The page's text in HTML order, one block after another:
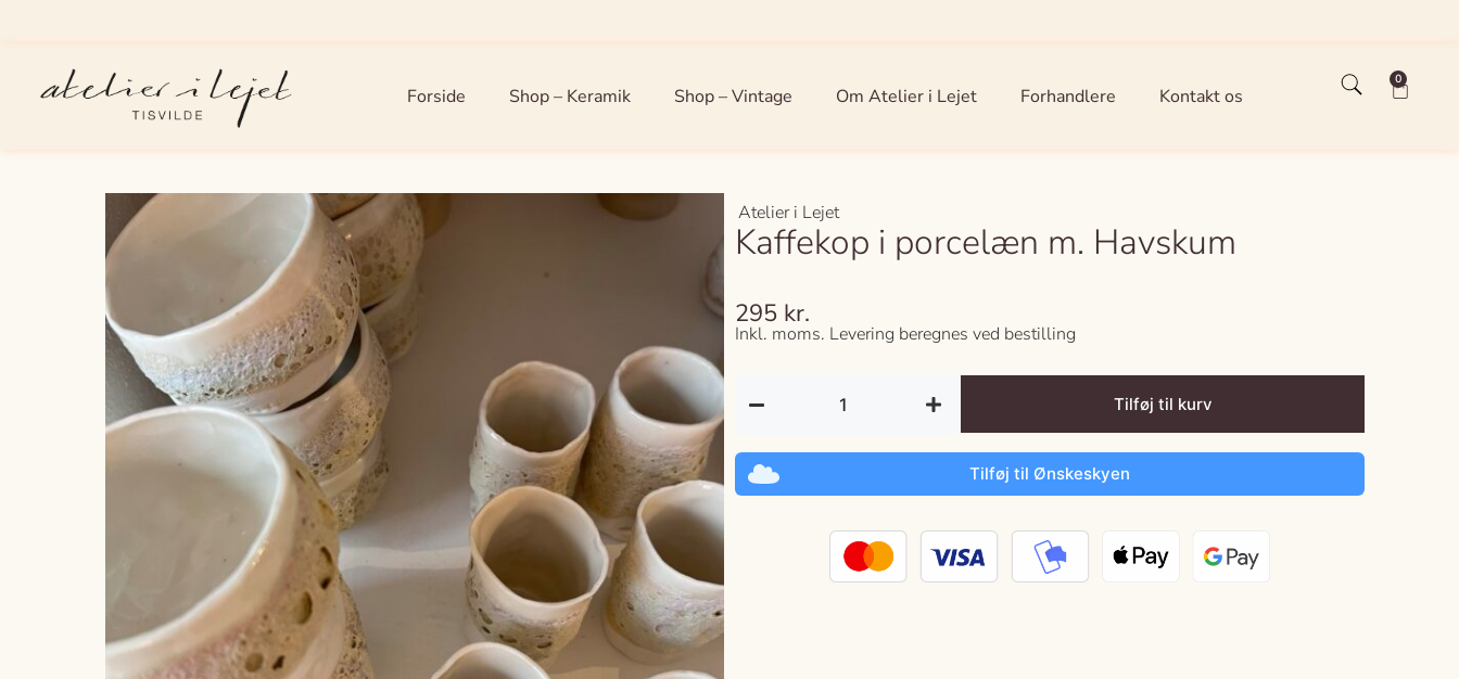
Forside Shop – Keramik Shop – Vintage Om Atelier i Lejet Forhandlere Kontakt os
0
Atelier i Lejet
Kaffekop i porcelæn m. Havskum
295 kr.
Inkl. moms. Levering beregnes ved bestilling
Tilføj til kurv
Tilføj til Ønskeskyen